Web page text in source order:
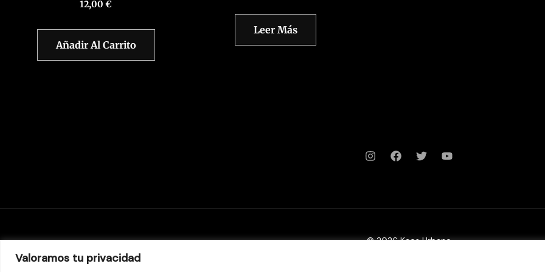
Valoramos tu privacidad
12,00 €
Añadir Al Carrito
Leer Más
© 2026 Kaos Urbano